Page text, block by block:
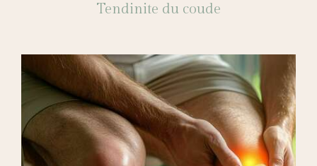
Tendinite du coude